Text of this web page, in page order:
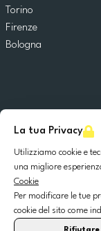
La tua Privacy
Utilizziamo cookie e
una migliore
Cookie
Per modificare le tue
cookie del sito come
Torino
Firenze
Bologna
© 2025